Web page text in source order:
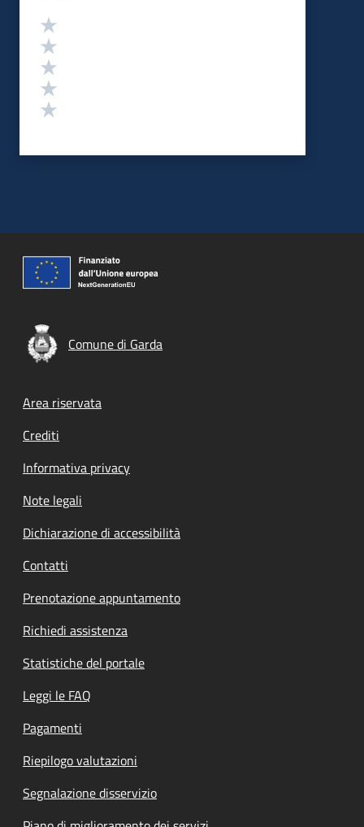
Valutazione
Comune di Garda
Footer menu
Area riservata
Crediti
Informativa privacy
Note legali
Dichiarazione di accessibilità
Contatti
Prenotazione appuntamento
Richiedi assistenza
Statistiche del portale
Leggi le FAQ
Pagamenti
Riepilogo valutazioni
Segnalazione disservizio